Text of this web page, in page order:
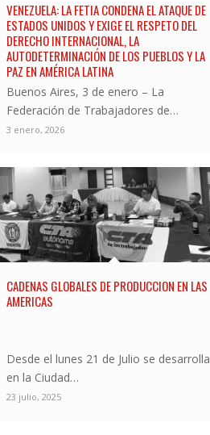
VENEZUELA: LA FETIA CONDENA EL ATAQUE DE
ESTADOS UNIDOS Y EXIGE EL RESPETO DEL
DERECHO INTERNACIONAL, LA
AUTODETERMINACIÓN DE LOS PUEBLOS Y LA
PAZ EN AMÉRICA LATINA
Buenos Aires, 3 de enero – La
Federación de Trabajadores de…
3 enero, 2026
CADENAS GLOBALES DE PRODUCCION EN LAS
AMERICAS
Desde el lunes 21 de Julio se desarrolla
en la Ciudad…
23 julio, 2025